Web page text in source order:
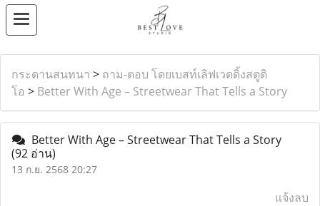
กระดานสนทนา > ถาม-ตอบ โดยเบสท์เลิฟเวดดิ้งสตูดิ
โอ > Better With Age – Streetwear That Tells a Story
Better With Age – Streetwear That Tells a Story
(92 อ่าน)
13 ก.ย. 2568 20:27
แจ้งลบ